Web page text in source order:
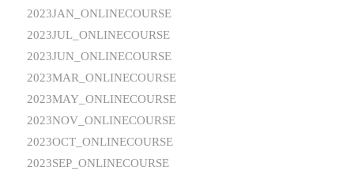
2023JAN_ONLINECOURSE
2023JUL_ONLINECOURSE
2023JUN_ONLINECOURSE
2023MAR_ONLINECOURSE
2023MAY_ONLINECOURSE
2023NOV_ONLINECOURSE
2023OCT_ONLINECOURSE
2023SEP_ONLINECOURSE